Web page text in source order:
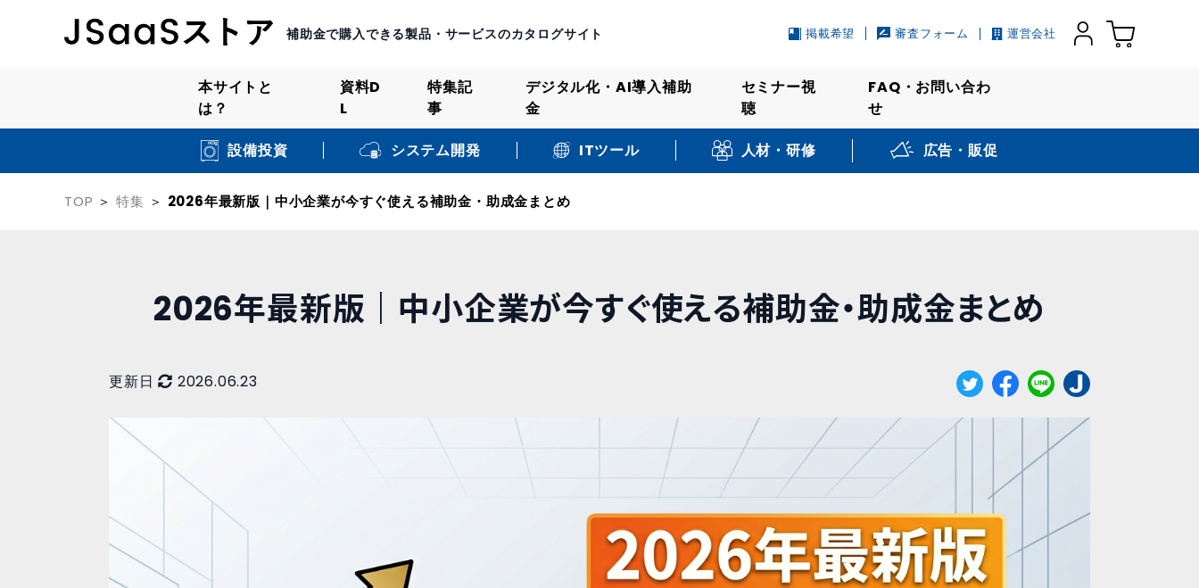
補助金で購入できる製品・サービスのカタログサイト 掲載希望 審査フォーム 運営会社
本サイトと
は？
資料D
L
特集記
事
デジタル化・AI導入補助
金
セミナー視
聴
FAQ・お問い合わ
せ
設備投資 システム開発 ITツール 人材・研修 広告・販促
TOP 特集 2026年最新版｜中小企業が今すぐ使える補助金・助成金まとめ
2026年最新版｜中小企業が今すぐ使える補助金・助成金まとめ
更新日 2026.06.23